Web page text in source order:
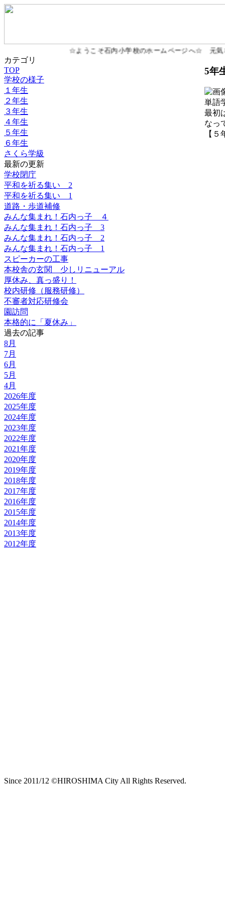
☆ようこそ石内小学校のホームページへ☆ 元気
カテゴリ
TOP
学校の様子
１年生
２年生
３年生
４年生
５年生
６年生
さくら学級
最新の更新
学校閉庁
平和を祈る集い 2
平和を祈る集い 1
道路・歩道補修
みんな集まれ！石内っ子 ４
みんな集まれ！石内っ子 3
みんな集まれ！石内っ子 2
みんな集まれ！石内っ子 1
スピーカーの工事
本校舎の玄関 少しリニューアル
厚休み、真っ盛り！
校内研修（服務研修）
不審者対応研修会
園訪問
本格的に「夏休み」
過去の記事
8月
7月
6月
5月
4月
2026年度
2025年度
2024年度
2023年度
2022年度
2021年度
2020年度
2019年度
2018年度
2017年度
2016年度
2015年度
2014年度
2013年度
2012年度
5年
単語
最初
なっ
【５
Since 2011/12 ©HIROSHIMA City All Rights Reserved.